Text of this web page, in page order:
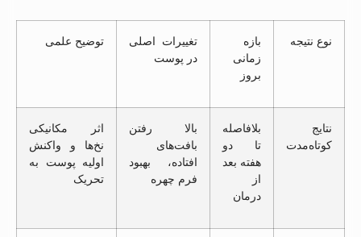
نوع نتیجه
بازه
زمانی
بروز
تغییرات اصلی
در پوست
توضیح علمی
نتایج
کوتاه‌مدت
بلافاصله
تا دو
هفته بعد
از
درمان
بالا رفتن
بافت‌های
افتاده، بهبود
فرم چهره
اثر مکانیکی
نخ‌ها و واکنش
اولیه پوست به
تحریک